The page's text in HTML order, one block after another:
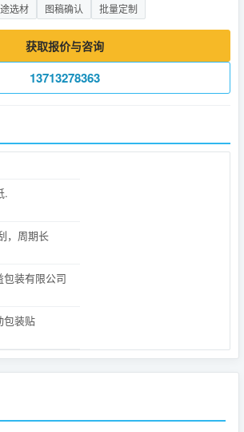
选材 图稿确认 批量定制
获取报价与咨询
13713278363
.
，周期长
包装有限公司
包装贴